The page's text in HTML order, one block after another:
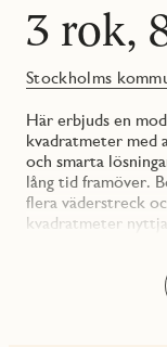
3 rok,
Stockholms
Här erbjuds en
kvadratmeter med
och smarta
lång tid framöver.
flera väderstreck
kvadratmeter
hemmets naturliga
större soffgrupp
stilrena och